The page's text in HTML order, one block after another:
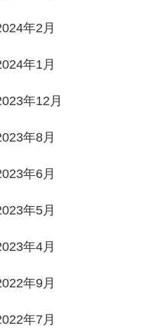
年2月
年1月
年12月
年8月
年6月
年5月
年4月
年9月
年7月